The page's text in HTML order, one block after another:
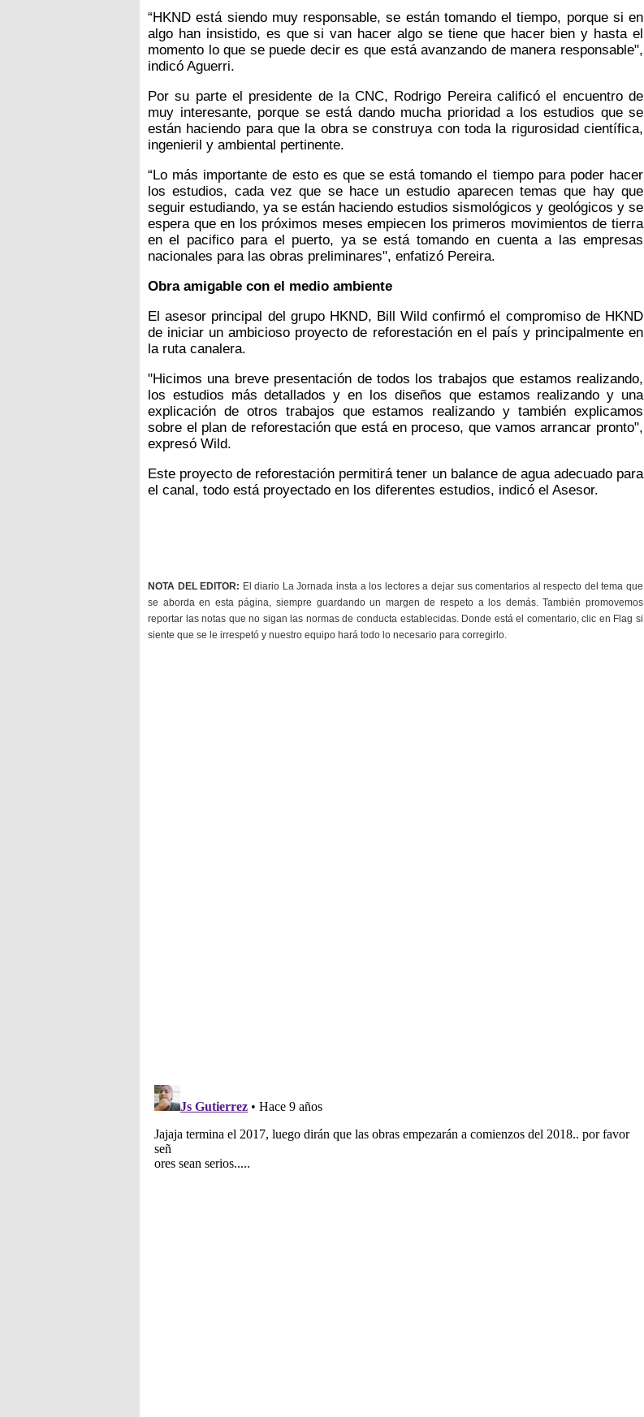
“HKND está siendo muy responsable, se están tomando el tiempo, porque si en
algo han insistido, es que si van hacer algo se tiene que hacer bien y hasta el
momento lo que se puede decir es que está avanzando de manera responsable",
indicó Aguerri.
Por su parte el presidente de la CNC, Rodrigo Pereira calificó el encuentro de
muy interesante, porque se está dando mucha prioridad a los estudios que se
están haciendo para que la obra se construya con toda la rigurosidad científica,
ingenieril y ambiental pertinente.
“Lo más importante de esto es que se está tomando el tiempo para poder hacer
los estudios, cada vez que se hace un estudio aparecen temas que hay que
seguir estudiando, ya se están haciendo estudios sismológicos y geológicos y se
espera que en los próximos meses empiecen los primeros movimientos de tierra
en el pacifico para el puerto, ya se está tomando en cuenta a las empresas
nacionales para las obras preliminares", enfatizó Pereira.
Obra amigable con el medio ambiente
El asesor principal del grupo HKND, Bill Wild confirmó el compromiso de HKND
de iniciar un ambicioso proyecto de reforestación en el país y principalmente en
la ruta canalera.
"Hicimos una breve presentación de todos los trabajos que estamos realizando,
los estudios más detallados y en los diseños que estamos realizando y una
explicación de otros trabajos que estamos realizando y también explicamos
sobre el plan de reforestación que está en proceso, que vamos arrancar pronto",
expresó Wild.
Este proyecto de reforestación permitirá tener un balance de agua adecuado para
el canal, todo está proyectado en los diferentes estudios, indicó el Asesor.
NOTA DEL EDITOR: El diario La Jornada insta a los lectores a dejar sus comentarios al respecto del tema que
se aborda en esta página, siempre guardando un margen de respeto a los demás. También promovemos
reportar las notas que no sigan las normas de conducta establecidas. Donde está el comentario, clic en Flag si
siente que se le irrespetó y nuestro equipo hará todo lo necesario para corregirlo.